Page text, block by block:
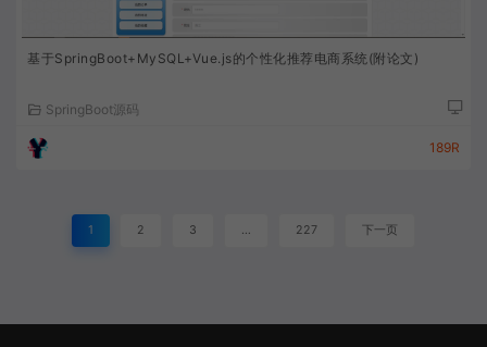
基于SpringBoot+MySQL+Vue.js的个性化推荐电商系统(附论文)
SpringBoot源码
189R
1 2 3 … 227 下一页